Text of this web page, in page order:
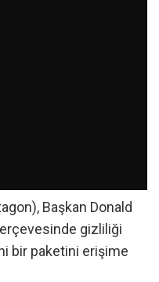
Başkan Donald
gizliliği
bir paketini erişime